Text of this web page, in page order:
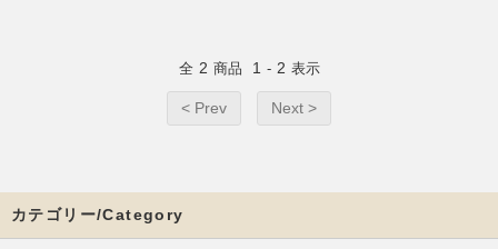
全 2 商品 1 - 2 表示
< Prev Next >
カテゴリー/Category